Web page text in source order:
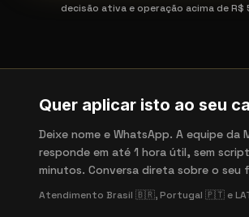
decisão ativa e operação acima de R$
Quer aplicar isto ao seu
Deixe nome e WhatsApp. A equipe da
responde em até 1 hora útil, sem
minutos. Conversa direta sobre o seu
Atendimento Brasil 🇧🇷, Portugal 🇵🇹 e